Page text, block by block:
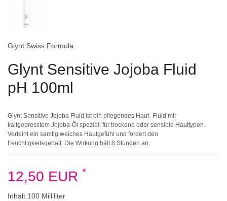
Glynt Swiss Formula
Glynt Sensitive Jojoba Fluid
pH 100ml
Glynt Sensitive Jojoba Fluid ist ein pflegendes Haut- Fluid mit
kaltgepresstem Jojoba-Öl speziell für trockene oder sensible Hauttypen.
Verleiht ein samtig weiches Hautgefühl und fördert den
Feuchtigkeitsgehalt. Die Wirkung hält 8 Stunden an.
12,50 EUR *
Inhalt 100 Milliliter